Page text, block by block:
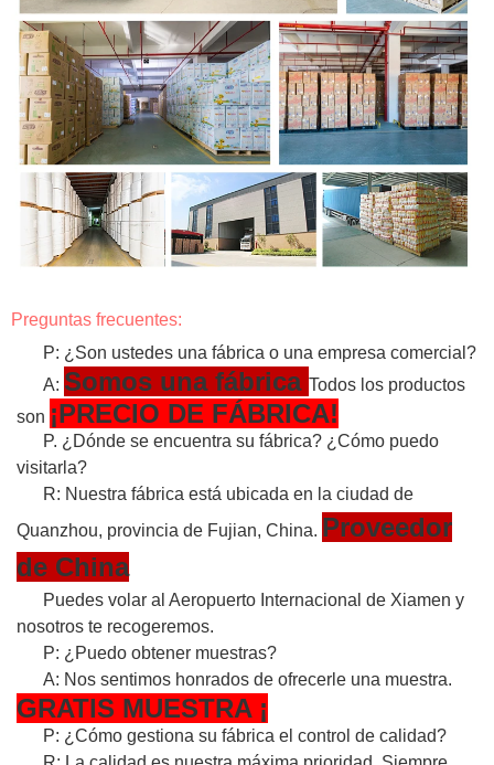
Preguntas frecuentes:
P: ¿Son ustedes una fábrica o una empresa comercial?
A: Somos una fábrica Todos los productos
son ¡PRECIO DE FÁBRICA!
P. ¿Dónde se encuentra su fábrica? ¿Cómo puedo
visitarla?
R: Nuestra fábrica está ubicada en la ciudad de
Quanzhou, provincia de Fujian, China. Proveedor
de China
Puedes volar al Aeropuerto Internacional de Xiamen y
nosotros te recogeremos.
P: ¿Puedo obtener muestras?
A: Nos sentimos honrados de ofrecerle una muestra.
GRATIS MUESTRA ¡
P: ¿Cómo gestiona su fábrica el control de calidad?